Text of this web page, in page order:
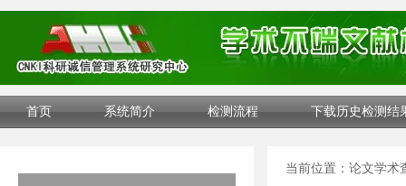
首页 系统简介 检测流程 下载历史检测结
当前位置： 论文学术